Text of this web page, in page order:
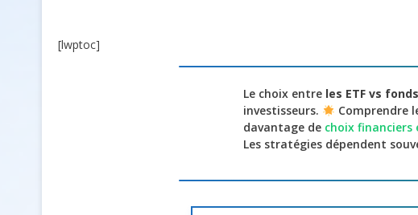
[lwptoc]
Le choix entre les ETF vs
investisseurs.
Comprendre
davantage de choix financiers
Les stratégies dépendent